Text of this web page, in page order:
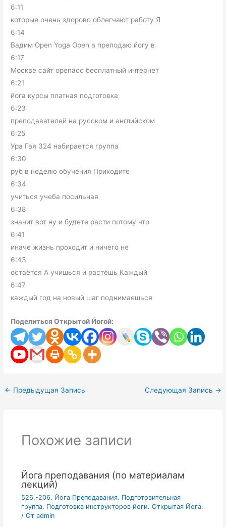
6:11
которые очень здорово облегчают работу Я
6:14
Вадим Open Yoga Open а преподаю йогу в
6:17
Москве сайт openacc бесплатный интернет
6:21
йога курсы платная подготовка
6:23
преподавателей на русском и английском
6:25
Ура Гая 324 набирается группа
6:30
руб в неделю обучения Приходите
6:34
учиться учеба посильная
6:38
значит вот ну и будете расти потому что
6:41
иначе жизнь проходит и ничего не
6:43
остаётся А учишься и растёшь Каждый
6:47
каждый год на новый шаг поднимаешься
Поделиться Открытой Йогой:
← Предыдущая Запись Следующая Запись →
Похожие записи
Йога преподавания (по материалам
лекций)
526.-206. Йога Преподавания. Подготовительная
группа. Подготовка инструкторов йоги. Открытая Йога.
/ От admin